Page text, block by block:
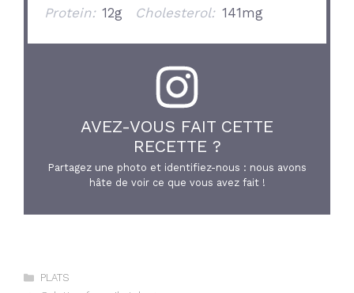
Protein: 12g Cholesterol: 141mg
AVEZ-VOUS FAIT CETTE
RECETTE ?
Partagez une photo et identifiez-nous : nous avons
hâte de voir ce que vous avez fait !
Catégories
PLATS